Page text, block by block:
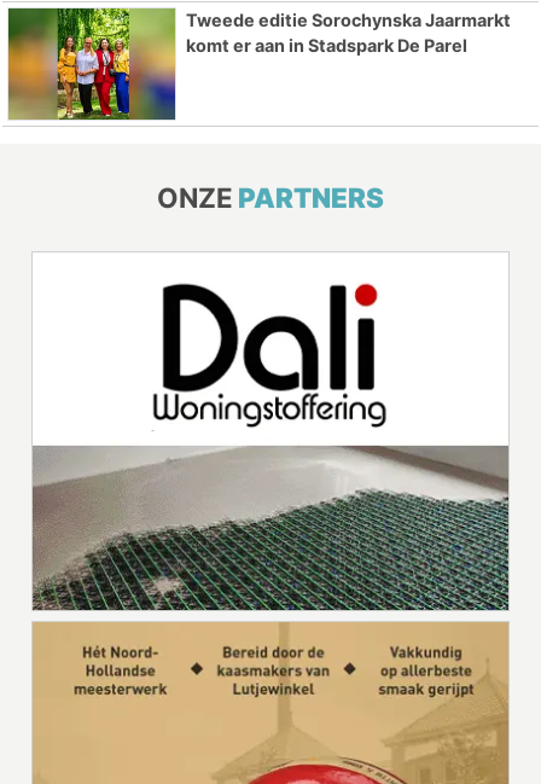
Tweede editie Sorochynska Jaarmarkt
komt er aan in Stadspark De Parel
ONZE PARTNERS